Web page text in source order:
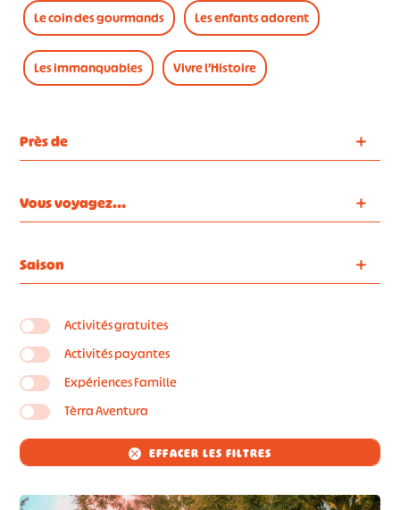
Le coin des gourmands Les enfants adorent
Les immanquables Vivre l’Histoire
Près de
Vous voyagez…
Saison
Activités gratuites
Activités payantes
Expériences Famille
Tèrra Aventura
EFFACER LES FILTRES